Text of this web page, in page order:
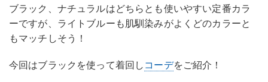
ブラック、ナチュラルはどちらとも使いやすい定番カラ
ーですが、ライトブルーも肌馴染みがよくどのカラーと
もマッチしそう！
今回はブラックを使って着回し コーデをご紹介！